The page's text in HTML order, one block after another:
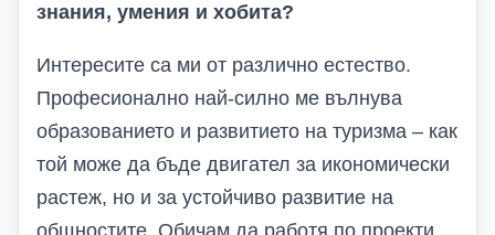
знания, умения и хобита?
Интересите са ми от различно естество.
Професионално най-силно ме вълнува
образованието и развитието на туризма – как
той може да бъде двигател за икономически
растеж, но и за устойчиво развитие на